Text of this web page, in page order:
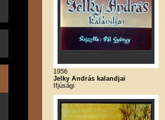
1956
Jelky András kalandjai
Ifjúsági